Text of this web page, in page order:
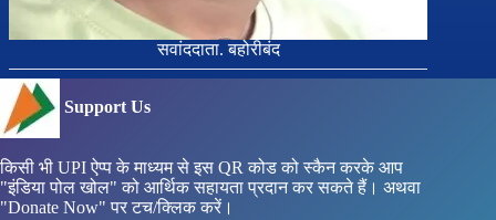
सवांददाता. बहोरीबंद
Support Us
किसी भी UPI ऐप्प के माध्यम से इस QR कोड को स्कैन करके आप
"इंडिया पोल खोल" को आर्थिक सहायता प्रदान कर सकते हैं। अथवा
"Donate Now" पर टच/क्लिक करें।